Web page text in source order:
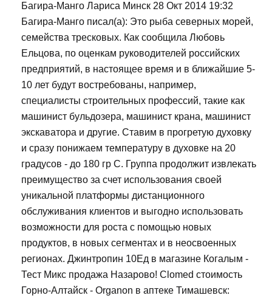
Багира-Манго Лариса Минск 28 Окт 2014 19:32
Багира-Манго писал(а): Это рыба северных морей,
семейства тресковых. Как сообщила Любовь
Ельцова, по оценкам руководителей российских
предприятий, в настоящее время и в ближайшие 5-
10 лет будут востребованы, например,
специалисты строительных профессий, такие как
машинист бульдозера, машинист крана, машинист
экскаватора и другие. Ставим в прогретую духовку
и сразу понижаем температуру в духовке на 20
градусов - до 180 гр С. Группа продолжит извлекать
преимущество за счет использования своей
уникальной платформы дистанционного
обслуживания клиентов и выгодно использовать
возможности для роста с помощью новых
продуктов, в новых сегментах и в неосвоенных
регионах. Джинтропин 10Ед в магазине Когалым -
Тест Микс продажа Назарово! Clomed стоимость
Горно-Алтайск - Organon в аптеке Тимашевск: